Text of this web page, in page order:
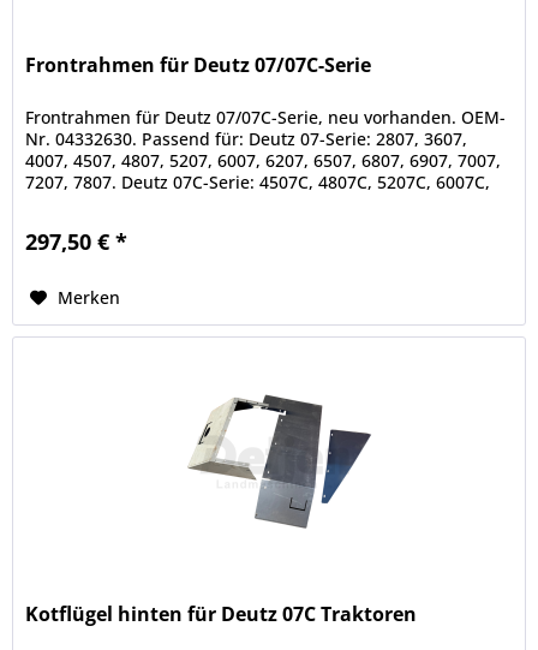
Frontrahmen für Deutz 07/07C-Serie
Frontrahmen für Deutz 07/07C-Serie, neu vorhanden. OEM-
Nr. 04332630. Passend für: Deutz 07-Serie: 2807, 3607,
4007, 4507, 4807, 5207, 6007, 6207, 6507, 6807, 6907, 7007,
7207, 7807. Deutz 07C-Serie: 4507C, 4807C, 5207C, 6007C,
297,50 € *
Merken
Kotflügel hinten für Deutz 07C Traktoren